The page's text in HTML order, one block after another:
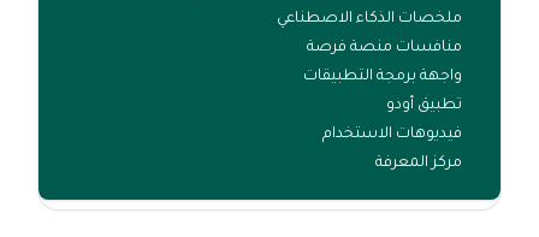
ملخصات الذكاء الاصطناعي
منافسات منصة فرصة
واجهة برمجة التطبيقات
تطبيق أودو
فيديوهات الاستخدام
مركز المعرفة